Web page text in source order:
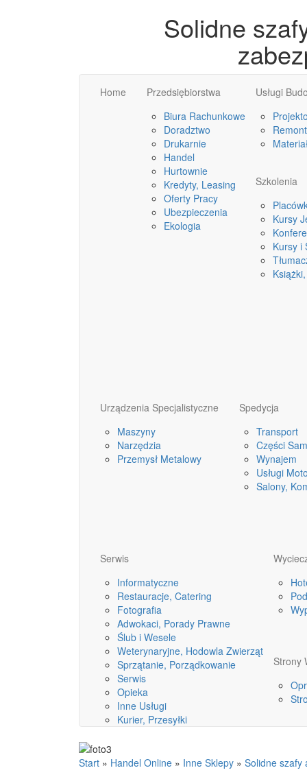
Solidne
Home
Przedsiębiorstwa
Biura Rachunkowe
Doradztwo
Drukarnie
Handel
Hurtownie
Kredyty, Leasing
Oferty Pracy
Ubezpieczenia
Ekologia
Usługi
Szkolenia
Kursy
Kursy i
Urządzenia Specjalistyczne
Maszyny
Narzędzia
Przemysł Metalowy
Spedycja
Transport
Części
Wynajem
Usługi
Salony,
Serwis
Informatyczne
Restauracje, Catering
Fotografia
Adwokaci, Porady Prawne
Ślub i Wesele
Weterynaryjne, Hodowla Zwierząt
Sprzątanie, Porządkowanie
Serwis
Opieka
Inne Usługi
Kurier, Przesyłki
Strony
Start » Handel Online » Inne Sklepy » Solidne szafy